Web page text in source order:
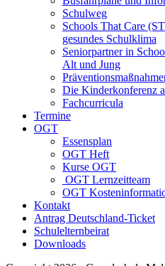
Schulweg
Schools That Care
gesundes Schulklima
Seniorpartner in
Alt und Jung
Die Kinderkonferenz
Fachcurricula
Termine
OGT
Essensplan
OGT Heft
Kurse OGT
OGT Lernzeitteam
OGT
Kontakt
Antrag Deutschland-Ticket
Schulelternbeirat
Downloads